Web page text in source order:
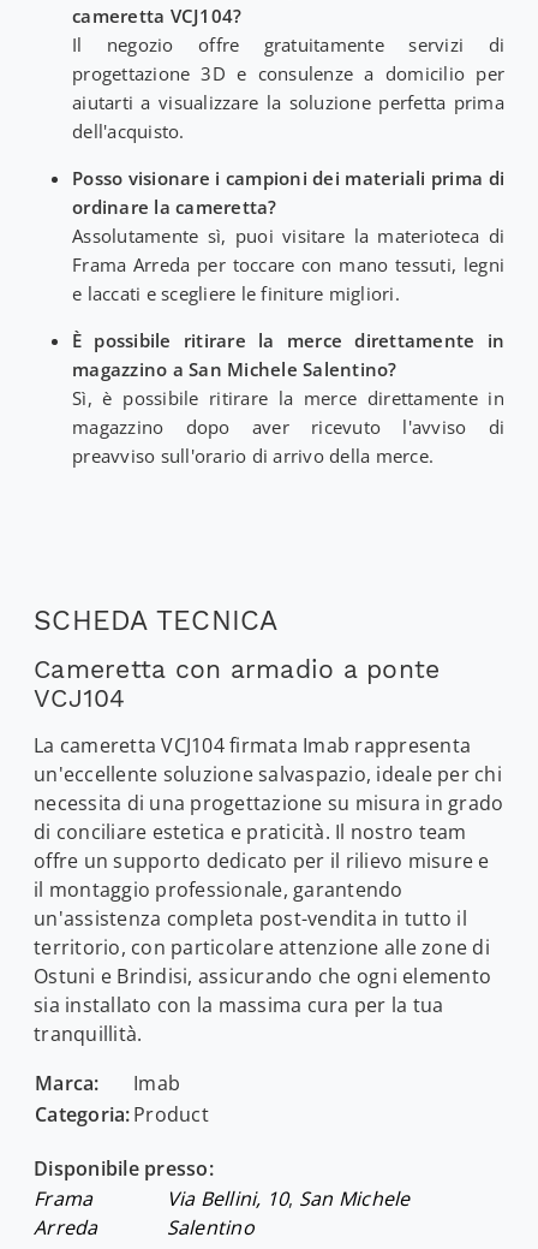
cameretta VCJ104?
Il negozio offre gratuitamente servizi di
progettazione 3D e consulenze a domicilio per
aiutarti a visualizzare la soluzione perfetta prima
dell'acquisto.
Posso visionare i campioni dei materiali prima di
ordinare la cameretta?
Assolutamente sì, puoi visitare la materioteca di
Frama Arreda per toccare con mano tessuti, legni
e laccati e scegliere le finiture migliori.
È possibile ritirare la merce direttamente in
magazzino a San Michele Salentino?
Sì, è possibile ritirare la merce direttamente in
magazzino dopo aver ricevuto l'avviso di
preavviso sull'orario di arrivo della merce.
SCHEDA TECNICA
Cameretta con armadio a ponte
VCJ104
La cameretta VCJ104 firmata Imab rappresenta
un'eccellente soluzione salvaspazio, ideale per chi
necessita di una progettazione su misura in grado
di conciliare estetica e praticità. Il nostro team
offre un supporto dedicato per il rilievo misure e
il montaggio professionale, garantendo
un'assistenza completa post-vendita in tutto il
territorio, con particolare attenzione alle zone di
Ostuni e Brindisi, assicurando che ogni elemento
sia installato con la massima cura per la tua
tranquillità.
Marca:
Imab
Categoria:Product
Disponibile presso:
Frama
Arreda
Via Bellini, 10, San Michele
Salentino